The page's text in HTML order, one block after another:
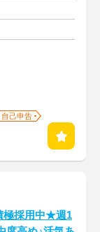
己申告
極採用中★週1